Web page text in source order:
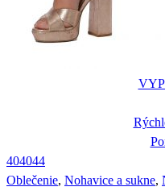
404044
Oblečenie, Nohavice a sukne,